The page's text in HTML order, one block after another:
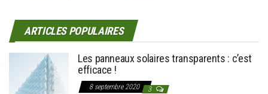
ARTICLES POPULAIRES
Les panneaux solaires transparents : c’est
efficace !
8 septembre 2020 3